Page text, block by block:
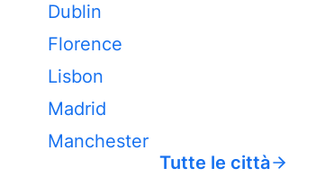
Dublin
Florence
Lisbon
Madrid
Manchester
Tutte le città